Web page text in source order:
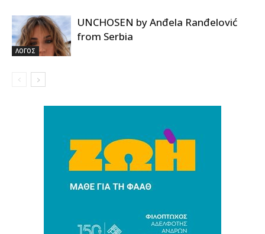
ΛΟΓΟΣ
UNCHOSEN by Anđela Ranđelović
from Serbia